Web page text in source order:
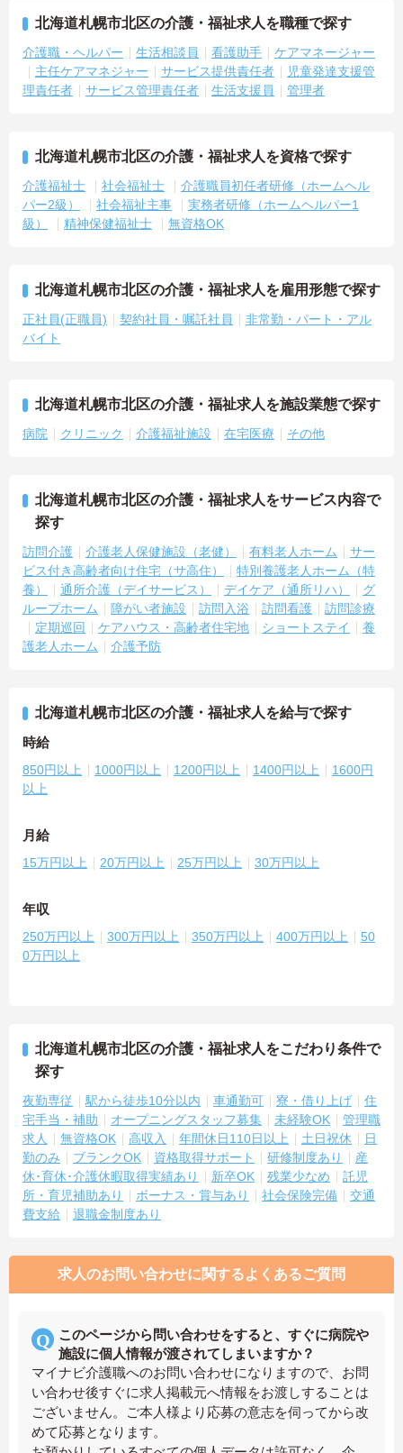
北海道札幌市北区の介護・福祉求人を職種で探す
介護職・ヘルパー 生活相談員 看護助手
ケアマネージャー
主任ケアマネジャー
サービス提供責任者
児童発達支援管
理責任者
サービス管理責任者 生活支援員 管理者
北海道札幌市北区の介護・福祉求人を資格で探す
介護福祉士 社会福祉士
介護職員初任者研修（ホームヘル
パー2級）
社会福祉主事
実務者研修（ホームヘルパー1
級）
精神保健福祉士 無資格OK
北海道札幌市北区の介護・福祉求人を雇用形態で探す
正社員(正職員) 契約社員・嘱託社員
非常勤・パート・アル
バイト
北海道札幌市北区の介護・福祉求人を施設業態で探す
病院 クリニック 介護福祉施設 在宅医療 その他
北海道札幌市北区の介護・福祉求人をサービス内容で
探す
訪問介護 介護老人保健施設（老健） 有料老人ホーム
サー
ビス付き高齢者向け住宅（サ高住）
特別養護老人ホーム（特
養）
通所介護（デイサービス） デイケア（通所リハ）
グ
ループホーム
障がい者施設 訪問入浴 訪問看護
訪問診療
定期巡回
ケアハウス・高齢者住宅地 ショートステイ
養
護老人ホーム
介護予防
北海道札幌市北区の介護・福祉求人を給与で探す
時給
850円以上 1000円以上 1200円以上 1400円以上
1600円
以上
月給
15万円以上 20万円以上 25万円以上 30万円以上
年収
250万円以上 300万円以上 350万円以上 400万円以上
50
0万円以上
北海道札幌市北区の介護・福祉求人をこだわり条件で
探す
夜勤専従 駅から徒歩10分以内 車通勤可 寮・借り上げ
住
宅手当・補助
オープニングスタッフ募集 未経験OK
管理職
求人
無資格OK 高収入 年間休日110日以上 土日祝休
日
勤のみ
ブランクOK 資格取得サポート 研修制度あり
産
休･育休･介護休暇取得実績あり
新卒OK 残業少なめ
託児
所・育児補助あり
ボーナス・賞与あり 社会保険完備
交通
費支給
退職金制度あり
求人のお問い合わせに関するよくあるご質問
このページから問い合わせをすると、すぐに病院や
施設に個人情報が渡されてしまいますか？
マイナビ介護職へのお問い合わせになりますので、お問
い合わせ後すぐに求人掲載元へ情報をお渡しすることは
ございません。ご本人様より応募の意志を伺ってから改
めて応募となります。